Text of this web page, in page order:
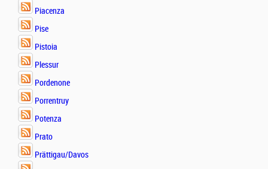
Piacenza
Pise
Pistoia
Plessur
Pordenone
Porrentruy
Potenza
Prato
Prättigau/Davos